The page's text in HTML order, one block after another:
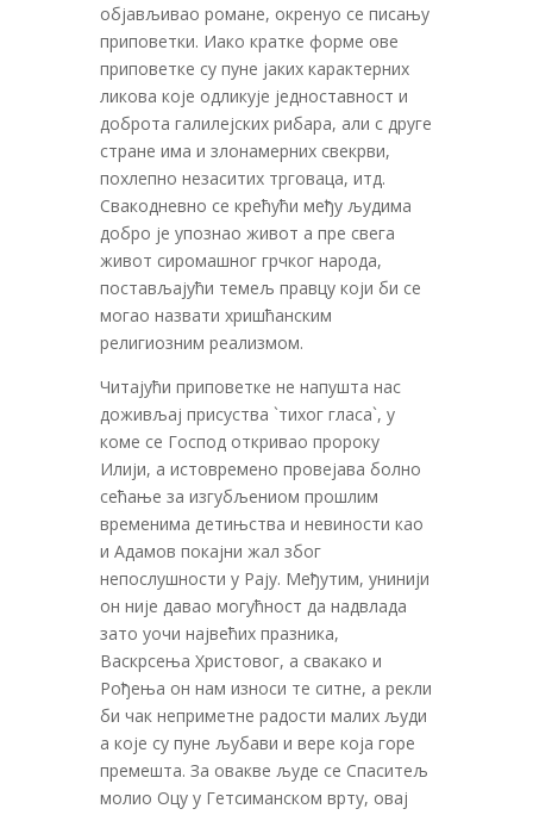
објављивао романе, окренуо се писању
приповетки. Иако кратке форме ове
приповетке су пуне јаких карактерних
ликова које одликује једноставност и
доброта галилејских рибара, али с друге
стране има и злонамерних свекрви,
похлепно незаситих трговаца, итд.
Свакодневно се крећући међу људима
добро је упознао живот а пре свега
живот сиромашног грчког народа,
постављајући темељ правцу који би се
могао назвати хришћанским
религиозним реализмом.
Читајући приповетке не напушта нас
доживљај присуства `тихог гласа`, у
коме се Господ откривао пророку
Илији, а истовремено провејава болно
сећање за изгубљениом прошлим
временима детињства и невиности као
и Адамов покајни жал због
непослушности у Рају. Међутим, унинији
он није давао могућност да надвлада
зато уочи највећих празника,
Васкрсења Христовог, а свакако и
Рођења он нам износи те ситне, а рекли
би чак неприметне радости малих људи
а које су пуне љубави и вере која горе
премешта. За овакве људе се Спаситељ
молио Оцу у Гетсиманском врту, овај